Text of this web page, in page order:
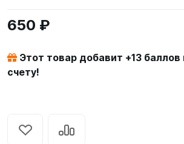
650 ₽
Этот товар добавит +13 баллов
счету!